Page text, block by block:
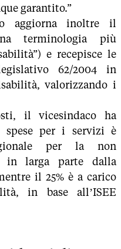
garantito.”
aggiorna inoltre il
terminologia più
e recepisce le
62/2004 in
valorizzando i
il vicesindaco ha
spese per i servizi è
per la non
in larga parte dalla
il 25% è a carico
in base all’ISEE